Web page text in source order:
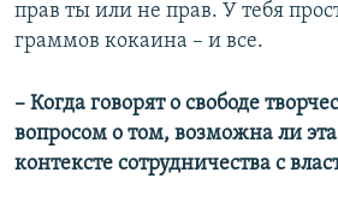
прав ты или не прав. У тебя
граммов кокаина – и все.
​– ​Когда говорят о свободе
вопросом о том, возможна ли эта
контексте сотрудничества с